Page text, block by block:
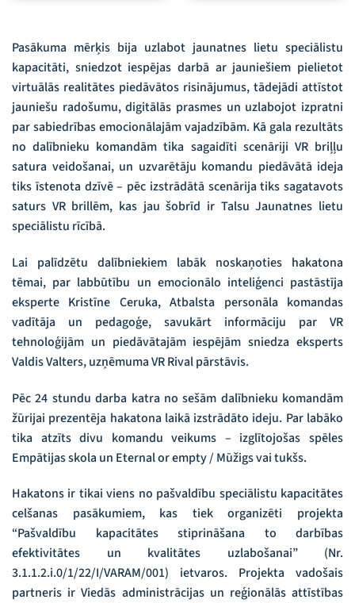
Pasākuma mērķis bija uzlabot jaunatnes lietu speciālistu
kapacitāti, sniedzot iespējas darbā ar jauniešiem pielietot
virtuālās realitātes piedāvātos risinājumus, tādejādi attīstot
jauniešu radošumu, digitālās prasmes un uzlabojot izpratni
par sabiedrības emocionālajām vajadzībām. Kā gala rezultāts
no dalībnieku komandām tika sagaidīti scenāriji VR briļļu
satura veidošanai, un uzvarētāju komandu piedāvātā ideja
tiks īstenota dzīvē – pēc izstrādātā scenārija tiks sagatavots
saturs VR brillēm, kas jau šobrīd ir Talsu Jaunatnes lietu
speciālistu rīcībā.
Lai palīdzētu dalībniekiem labāk noskaņoties hakatona
tēmai, par labbūtību un emocionālo inteliģenci pastāstīja
eksperte Kristīne Ceruka, Atbalsta personāla komandas
vadītāja un pedagoģe, savukārt informāciju par VR
tehnoloģijām un piedāvātajām iespējām sniedza eksperts
Valdis Valters, uzņēmuma VR Rival pārstāvis.
Pēc 24 stundu darba katra no sešām dalībnieku komandām
žūrijai prezentēja hakatona laikā izstrādāto ideju. Par labāko
tika atzīts divu komandu veikums – izglītojošas spēles
Empātijas skola un Eternal or empty / Mūžigs vai tukšs.
Hakatons ir tikai viens no pašvaldību speciālistu kapacitātes
celšanas pasākumiem, kas tiek organizēti projekta
“Pašvaldību kapacitātes stiprināšana to darbības
efektivitātes un kvalitātes uzlabošanai” (Nr.
3.1.1.2.i.0/1/22/I/VARAM/001) ietvaros. Projekta vadošais
partneris ir Viedās administrācijas un reģionālās attīstības